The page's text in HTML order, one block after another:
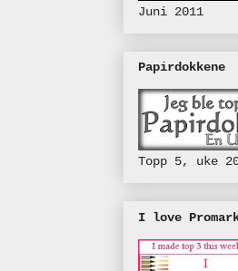
Juni 2011
Papirdokkene
Topp 5, uke
I love